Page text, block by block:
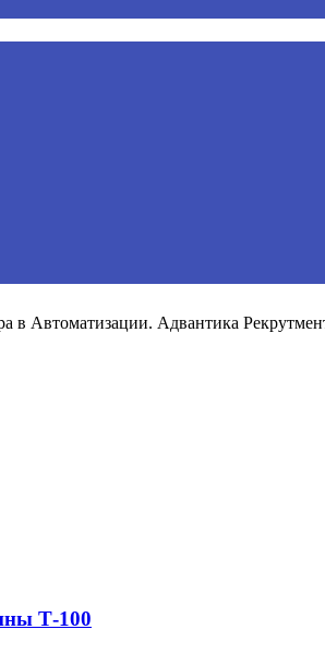
в Автоматизации. Адвантика
Т-100